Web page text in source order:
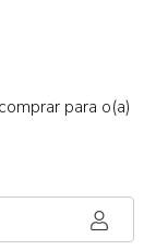
para o(a)